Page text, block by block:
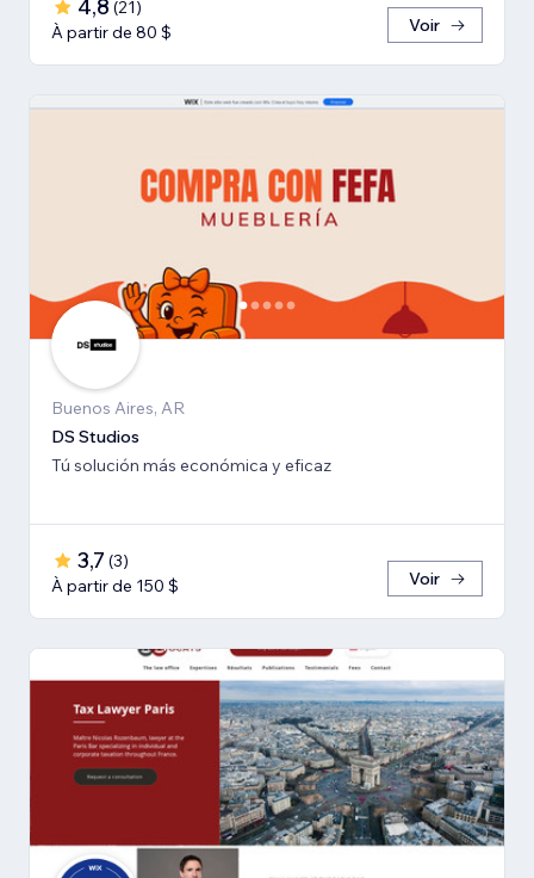
4,8 (21)
À partir de 80 $
Voir
Buenos Aires, AR
DS Studios
Tú solución más económica y eficaz
3,7 (3)
À partir de 150 $
Voir